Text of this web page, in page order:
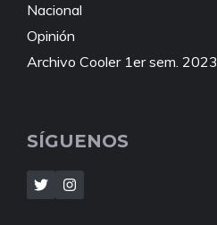
Nacional
Opinión
Archivo Cooler 1er sem. 2023
SÍGUENOS